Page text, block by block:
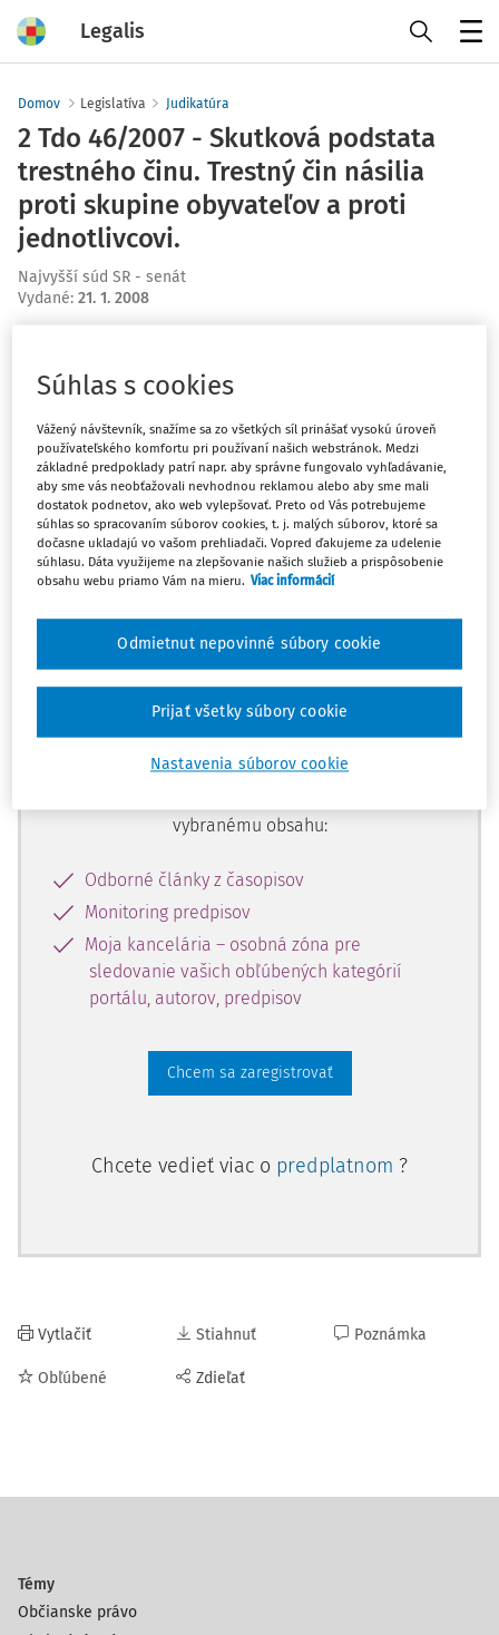
Legalis
Domov Legislatíva Judikatúra
2 Tdo 46/2007 - Skutková podstata
trestného činu. Trestný čin násilia
proti skupine obyvateľov a proti
jednotlivcovi.
Najvyšší súd SR - senát
Vydané: 21. 1. 2008
Ups, zatiaľ ste si prečítali len
začiatok...
Celý odborný obsah z tejto oblasti je
dostupný predplatiteľom portálu.
Odomknite si prístup k odbornému
obsahu a získajte prístup na 10 dní
zdarma, stačí sa len zaregistrovať.
vybranému obsahu:
Odborné články z časopisov
Monitoring predpisov
Moja kancelária – osobná zóna pre
sledovanie vašich obľúbených kategórií
portálu, autorov, predpisov
Chcem sa zaregistrovať
Chcete vedieť viac o predplatnom ?
Vytlačiť
Obľúbené
Stiahnuť
Zdieľať
Poznámka
Témy
Občianske právo
Súhlas s cookies
Vážený návštevník, snažíme sa zo všetkých síl prinášať vysokú úroveň
používateľského komfortu pri používaní našich webstránok. Medzi
základné predpoklady patrí napr. aby správne fungovalo vyhľadávanie,
aby sme vás neobťažovali nevhodnou reklamou alebo aby sme mali
dostatok podnetov, ako web vylepšovať. Preto od Vás potrebujeme
súhlas so spracovaním súborov cookies, t. j. malých súborov, ktoré sa
dočasne ukladajú vo vašom prehliadači. Vopred ďakujeme za udelenie
súhlasu. Dáta využijeme na zlepšovanie našich služieb a prispôsobenie
obsahu webu priamo Vám na mieru. Viac informácií
Nastavenia súborov cookie
Odmietnut nepovinné súbory cookie
Prijať všetky súbory cookie